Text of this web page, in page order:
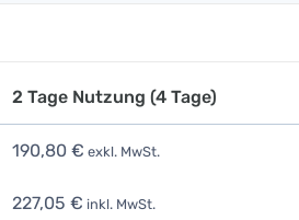
2 Tage Nutzung (4 Tage)
190,80 € exkl. MwSt.
227,05 € inkl. MwSt.